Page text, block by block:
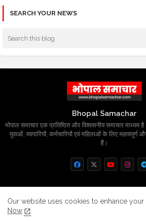
SEARCH YOUR NEWS
Bhopal Samachar
भोपाल समाचार एक प्रतिष्ठित और विश्वसनीय समाचार माध्यम है।
युवाओं, व्यापारियों, कर्मचारियों एवं महिलाओं के लिए महत्वपूर्ण
हैं।
Home About Contact us
Our website uses cookies to enhance your
Now